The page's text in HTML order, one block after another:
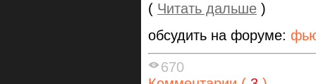
( Читать дальше )
обсудить на форуме:
670